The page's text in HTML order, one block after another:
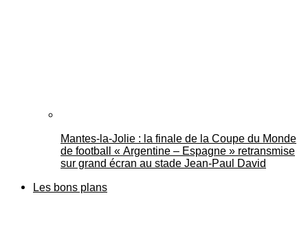
Mantes-la-Jolie : la finale de la Coupe du Monde
de football « Argentine – Espagne » retransmise
sur grand écran au stade Jean-Paul David
Les bons plans